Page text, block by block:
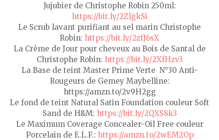
Jujubier de Christophe Robin 250ml:
https://bit.ly/2ZlgkSi
Le Scrub lavant purifiant au sel marin Christophe
Robin: https://bit.ly/2zfJ6sX
La Crème de Jour pour cheveux au Bois de Santal de
Christophe Robin: https://bit.ly/2XfHzv3
La Base de teint Master Prime Verte N°30 Anti-
Rougeurs de Gemey Maybelline:
https://amzn.to/2v9H2gg
Le fond de teint Natural Satin Foundation couleur Soft
Sand de H&M: https://bit.ly/2QXS8k3
Le Maximum Coverage Concealer-Oil Free couleur
Porcelain de E.L.F.: https://amzn.to/2wEM2Op